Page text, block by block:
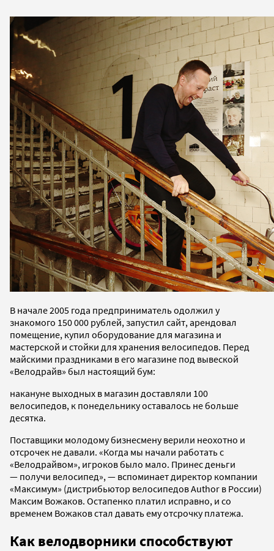
В начале 2005 года предприниматель одолжил у
знакомого 150 000 рублей, запустил сайт, арендовал
помещение, купил оборудование для магазина и
мастерской и стойки для хранения велосипедов. Перед
майскими праздниками в его магазине под вывеской
«Велодрайв» был настоящий бум:
накануне выходных в магазин доставляли 100
велосипедов, к понедельнику оставалось не больше
десятка.
Поставщики молодому бизнесмену верили неохотно и
отсрочек не давали. «Когда мы начали работать с
«Велодрайвом», игроков было мало. Принес деньги
— получи велосипед», — вспоминает директор компании
«Максимум» (дистрибьютор велосипедов Author в России)
Максим Вожаков. Остапенко платил исправно, и со
временем Вожаков стал давать ему отсрочку платежа.
Как велодворники способствуют